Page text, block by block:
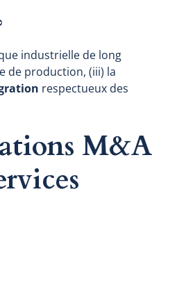
industrielle de long
de production, (iii) la
respectueux des
M&A